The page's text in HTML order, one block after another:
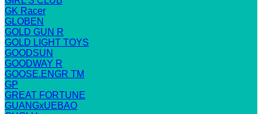
GK Racer
GLOBEN
GOLD GUN R
GOLD LIGHT TOYS
GOODSUN
GOODWAY R
GOOSE.ENGR TM
GP
GREAT FORTUNE
GUANGxUEBAO